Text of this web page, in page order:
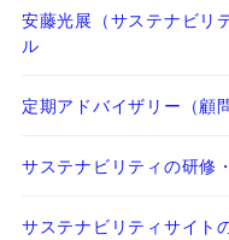
安藤光展（サステナビリ
ル
定期アドバイザリー（顧
サステナビリティの研修
サステナビリティサイト